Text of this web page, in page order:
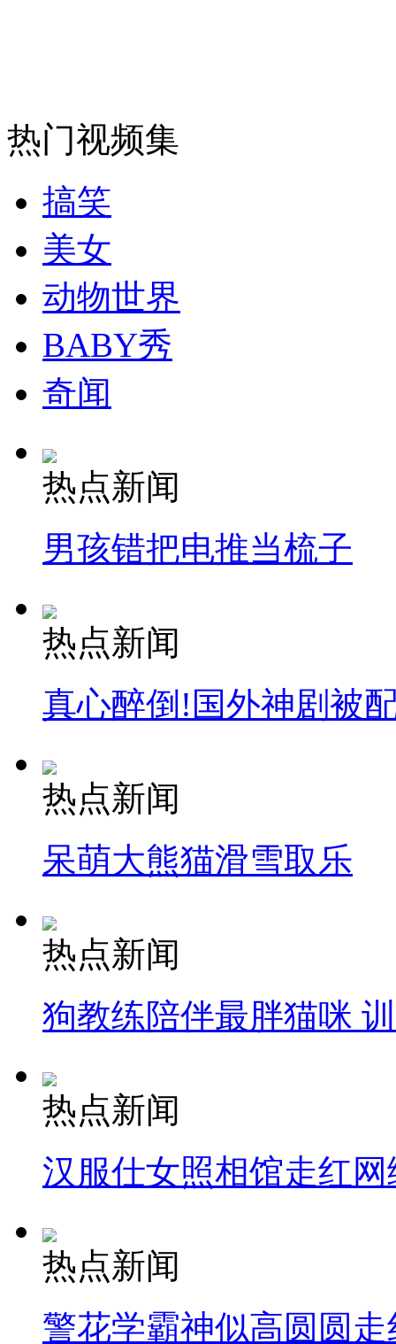
走！跟着总书记去植树
消防员救轻生者
热门视频集
搞笑
美女
动物世界
BABY秀
奇闻
热点新闻
男孩错把电推当梳子
热点新闻
真心醉倒!国外神剧被
热点新闻
呆萌大熊猫滑雪取乐
热点新闻
狗教练陪伴最胖猫咪
热点新闻
汉服仕女照相馆走红网
热点新闻
警花学霸神似高圆圆走